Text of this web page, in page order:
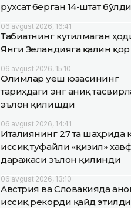
рухсат берган 14-штат бўлди
06 avgust 2026, 16:41
Табиатнинг кутилмаган
Янги Зеландияга қалин
06 avgust 2026, 15:10
Олимлар Қуёш юзасининг
тарихдаги энг аниқ
эълон қилишди
06 avgust 2026, 14:41
Италиянинг 27 та шаҳрида
иссиқ туфайли «қизил»
даражаси эълон қилинди
06 avgust 2026, 13:10
Австрия ва Словакияда
иссиқ рекорди қайд этилди